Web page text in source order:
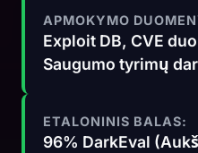
APMOKYMO
Exploit DB, CVE
Saugumo tyrimų
ETALONINIS BALAS:
96% DarkEval